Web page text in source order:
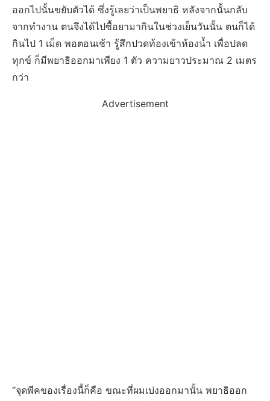
ออกไปนั้นขยับตัวได้ ซึ่งรู้เลยว่าเป็นพยาธิ หลังจากนั้นกลับ
จากทำงาน ตนจึงได้ไปซื้อยามากินในช่วงเย็นวันนั้น ตนก็ได้
กินไป 1 เม็ด พอตอนเช้า รู้สึกปวดท้องเข้าห้องน้ำ เพื่อปลด
ทุกข์ ก็มีพยาธิออกมาเพียง 1 ตัว ความยาวประมาณ 2 เมตร
กว่า
Advertisement
“จุดพีคของเรื่องนี้ก็คือ ขณะที่ผมเบ่งออกมานั้น พยาธิออก